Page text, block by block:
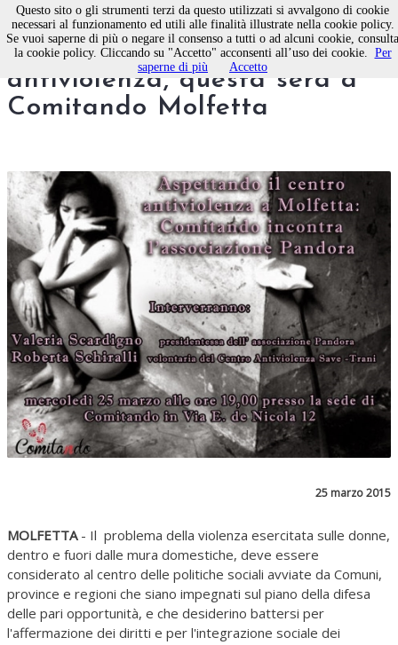
Aspettando il centro
antiviolenza, questa sera a
Comitando Molfetta
25 marzo 2015
MOLFETTA- Il problema della violenza esercitata sulle donne,
dentro e fuori dalle mura domestiche, deve essere
considerato al centro delle politiche sociali avviate da Comuni,
province e regioni che siano impegnati sul piano della difesa
delle pari opportunità, e che desiderino battersi per
l'affermazione dei diritti e per l'integrazione sociale dei
Questo sito o gli strumenti terzi da questo utilizzati si avvalgono di cookie
necessari al funzionamento ed utili alle finalità illustrate nella cookie policy.
Se vuoi saperne di più o negare il consenso a tutti o ad alcuni cookie, consulta
la cookie policy. Cliccando su "Accetto" acconsenti all’uso dei cookie. Per
saperne di più
Accetto